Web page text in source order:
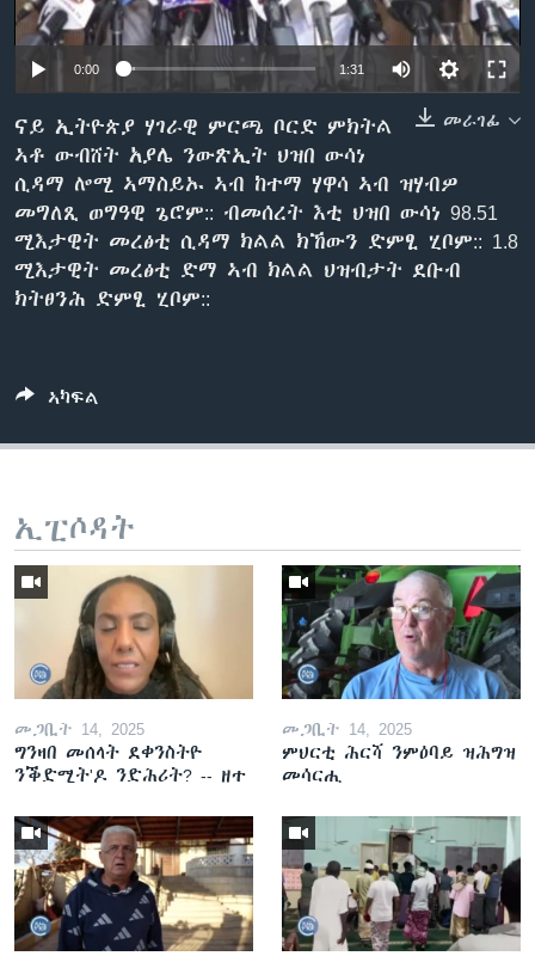
ቂሔ ጽልሚ
ቋንቋታት
0:00 1:31
መራገፊ
ናይ ኢትዮጵያ ሃገራዊ ምርጫ ቦርድ ምክትል
ኣቶ ውብሸት አያሌ ንውጽኢት ህዝበ ውሳነ
ሲዳማ ሎሚ ኣማስይኡ ኣብ ከተማ ሃዋሳ ኣብ ዝሃብዎ
መግለጺ ወግዓዊ ጌሮም:: ብመሰረት እቲ ህዝበ ውሳነ 98.51
ሚእታዊት መረፅቲ ሲዳማ ክልል ክኸውን ድምፂ ሂቦም:: 1.8
ሚእታዊት መረፅቲ ድማ ኣብ ክልል ህዝብታት ደቡብ
ክትፀንሕ ድምፂ ሂቦም::
ኣካፍል
ኢፒሶዳት
መጋቢት 14, 2025
ግንዛበ መሰላት ደቀንስትዮ
ንቕድሚት'ዶ ንድሕሪት? -- ዘተ
መጋቢት 14, 2025
ምህርቲ ሕርሻ ንምዕባይ ዝሕግዝ
መሳርሒ